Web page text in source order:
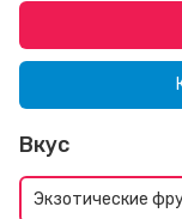
Вкус
Экзотические